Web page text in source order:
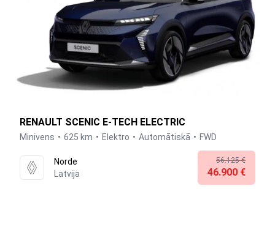
RENAULT SCENIC E-TECH ELECTRIC
Minivens 625 km Elektro Automātiskā FWD
Norde
Latvija
56.125 €
46.900 €